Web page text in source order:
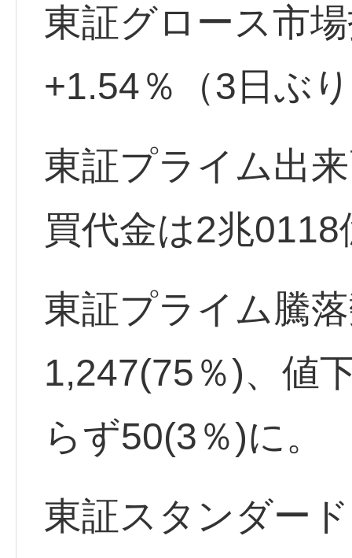
東証グロース市
+1.54％（3日ぶ
東証プライム出
買代金は2兆0118
東証プライム騰
1,247(75％)、値
らず50(3％)に。
東証スタンダー